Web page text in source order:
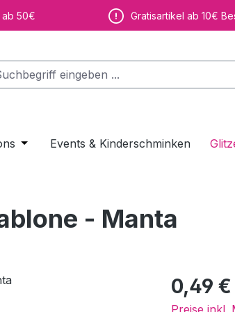
ab 50€ Gratisartikel ab 10€
Öffne oder Schließe das Dropdown der
Events & Kinderschminken
- Manta
Regulärer
0,49 €
Preise inkl.